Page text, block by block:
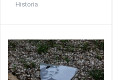
Historia